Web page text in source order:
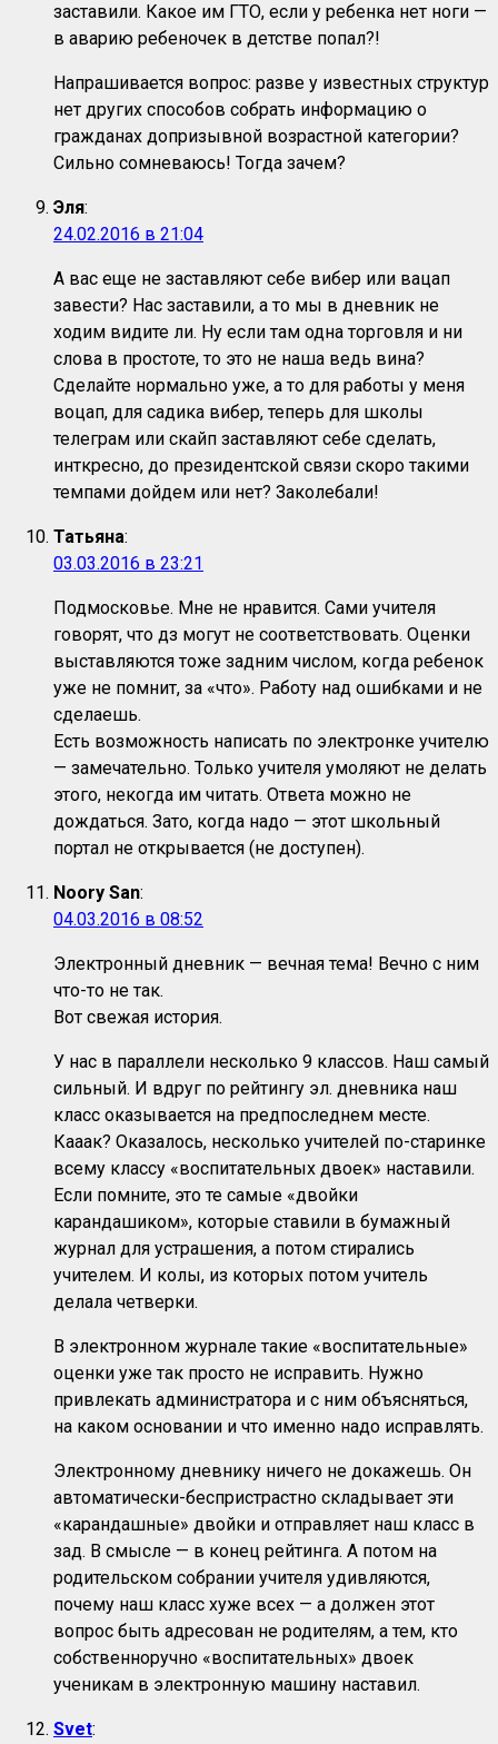
заставили. Какое им ГТО, если у ребенка нет ноги —
в аварию ребеночек в детстве попал?!
Напрашивается вопрос: разве у известных структур
нет других способов собрать информацию о
гражданах допризывной возрастной категории?
Сильно сомневаюсь! Тогда зачем?
Эля:
24.02.2016 в 21:04
А вас еще не заставляют себе вибер или вацап
завести? Нас заставили, а то мы в дневник не
ходим видите ли. Ну если там одна торговля и ни
слова в простоте, то это не наша ведь вина?
Сделайте нормально уже, а то для работы у меня
воцап, для садика вибер, теперь для школы
телеграм или скайп заставляют себе сделать,
инткресно, до президентской связи скоро такими
темпами дойдем или нет? Заколебали!
Татьяна:
03.03.2016 в 23:21
Подмосковье. Мне не нравится. Сами учителя
говорят, что дз могут не соответствовать. Оценки
выставляются тоже задним числом, когда ребенок
уже не помнит, за «что». Работу над ошибками и не
сделаешь.
Есть возможность написать по электронке учителю
— замечательно. Только учителя умоляют не делать
этого, некогда им читать. Ответа можно не
дождаться. Зато, когда надо — этот школьный
портал не открывается (не доступен).
Noory San:
04.03.2016 в 08:52
Электронный дневник — вечная тема! Вечно с ним
что-то не так.
Вот свежая история.
У нас в параллели несколько 9 классов. Наш самый
сильный. И вдруг по рейтингу эл. дневника наш
класс оказывается на предпоследнем месте.
Кааак? Оказалось, несколько учителей по-старинке
всему классу «воспитательных двоек» наставили.
Если помните, это те самые «двойки
карандашиком», которые ставили в бумажный
журнал для устрашения, а потом стирались
учителем. И колы, из которых потом учитель
делала четверки.
В электронном журнале такие «воспитательные»
оценки уже так просто не исправить. Нужно
привлекать администратора и с ним объясняться,
на каком основании и что именно надо исправлять.
Электронному дневнику ничего не докажешь. Он
автоматически-беспристрастно складывает эти
«карандашные» двойки и отправляет наш класс в
зад. В смысле — в конец рейтинга. А потом на
родительском собрании учителя удивляются,
почему наш класс хуже всех — а должен этот
вопрос быть адресован не родителям, а тем, кто
собственноручно «воспитательных» двоек
ученикам в электронную машину наставил.
Svet: